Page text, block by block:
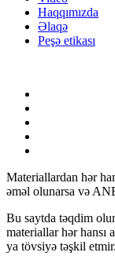
Haqqımızda
Əlaqə
Peşə etikası
Materiallardan hər
əməl olunarsa və
Bu saytda təqdim
materiallar hər hansı
ya tövsiyə təşkil etmir.